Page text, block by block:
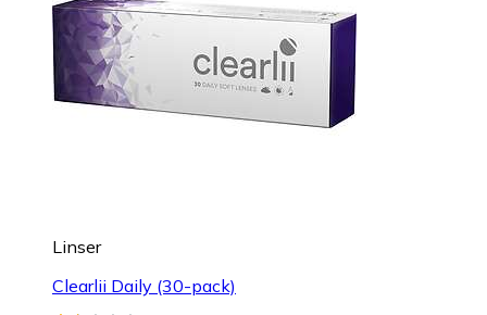
Linser
Clearlii Daily (30-pack)